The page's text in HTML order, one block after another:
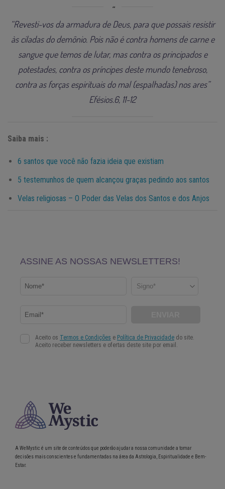
“Revesti-vos da armadura de Deus, para que possais resistir
às ciladas do demônio. Pois não é contra homens de carne e
sangue que temos de lutar, mas contra os principados e
potestades, contra os príncipes deste mundo tenebroso,
contra as forças espirituais do mal (espalhadas) nos ares”
Efésios.6, 11-12
Saiba mais :
6 santos que você não fazia ideia que existiam
5 testemunhos de quem alcançou graças pedindo aos santos
Velas religiosas – O Poder das Velas dos Santos e dos Anjos
A WeMystic é um site de conteúdos que poderão ajudar a nossa comunidade a tomar
decisões mais conscientes e fundamentadas na área da Astrologia, Espiritualidade e Bem-
Estar.